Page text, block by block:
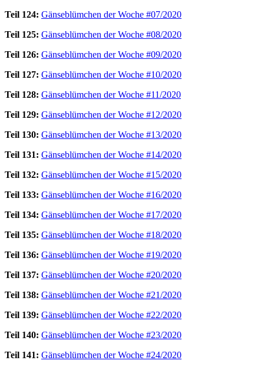
Teil 124: Gänseblümchen der Woche #07/2020
Teil 125: Gänseblümchen der Woche #08/2020
Teil 126: Gänseblümchen der Woche #09/2020
Teil 127: Gänseblümchen der Woche #10/2020
Teil 128: Gänseblümchen der Woche #11/2020
Teil 129: Gänseblümchen der Woche #12/2020
Teil 130: Gänseblümchen der Woche #13/2020
Teil 131: Gänseblümchen der Woche #14/2020
Teil 132: Gänseblümchen der Woche #15/2020
Teil 133: Gänseblümchen der Woche #16/2020
Teil 134: Gänseblümchen der Woche #17/2020
Teil 135: Gänseblümchen der Woche #18/2020
Teil 136: Gänseblümchen der Woche #19/2020
Teil 137: Gänseblümchen der Woche #20/2020
Teil 138: Gänseblümchen der Woche #21/2020
Teil 139: Gänseblümchen der Woche #22/2020
Teil 140: Gänseblümchen der Woche #23/2020
Teil 141: Gänseblümchen der Woche #24/2020